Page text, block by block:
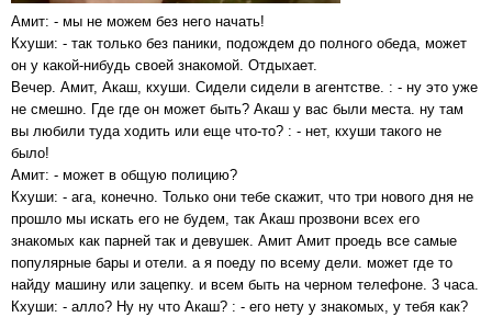
Амит: - мы не можем без него начать!
Кхуши: - так только без паники, подождем до полного обеда, может
он у какой-нибудь своей знакомой. Отдыхает.
Вечер. Амит, Акаш, кхуши. Сидели сидели в агентстве. : - ну это уже
не смешно. Где где он может быть? Акаш у вас были места. ну там
вы любили туда ходить или еще что-то? : - нет, кхуши такого не
было!
Амит: - может в общую полицию?
Кхуши: - ага, конечно. Только они тебе скажит, что три нового дня не
прошло мы искать его не будем, так Акаш прозвони всех его
знакомых как парней так и девушек. Амит Амит проедь все самые
популярные бары и отели. а я поеду по всему дели. может где то
найду машину или зацепку. и всем быть на черном телефоне. 3 часа.
Кхуши: - алло? Ну ну что Акаш? : - его нету у знакомых, у тебя как?